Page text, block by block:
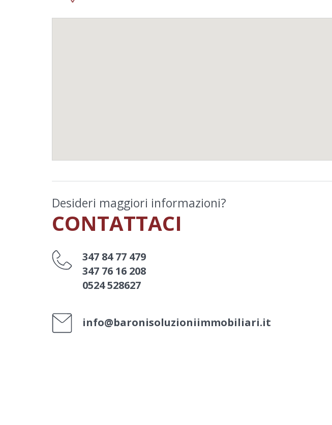
Desideri maggiori informazioni?
CONTATTACI
347 84 77 479
347 76 16 208
0524 528627
info@baronisoluzioniimmobiliari.it